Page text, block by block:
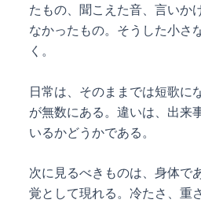
たもの、聞こえた音、言いか
なかったもの。そうした小さ
く。
日常は、そのままでは短歌に
が無数にある。違いは、出来
いるかどうかである。
次に見るべきものは、身体で
覚として現れる。冷たさ、重